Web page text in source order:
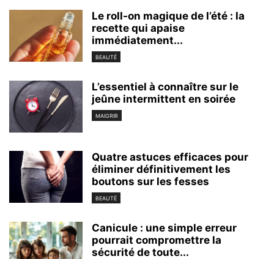
Le roll-on magique de l’été : la
recette qui apaise
immédiatement...
BEAUTÉ
L’essentiel à connaître sur le
jeûne intermittent en soirée
MAIGRIR
Quatre astuces efficaces pour
éliminer définitivement les
boutons sur les fesses
BEAUTÉ
Canicule : une simple erreur
pourrait compromettre la
sécurité de toute...